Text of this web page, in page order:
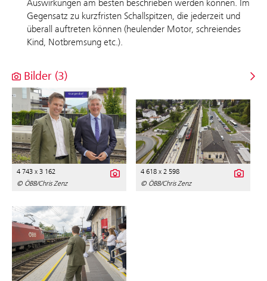
Auswirkungen am besten beschrieben werden können. Im
Gegensatz zu kurzfristen Schallspitzen, die jederzeit und
überall auftreten können (heulender Motor, schreiendes
Kind, Notbremsung etc.).
Bilder (3)
4 743 x 3 162
© ÖBB/Chris Zenz
4 618 x 2 598
© ÖBB/Chris Zenz